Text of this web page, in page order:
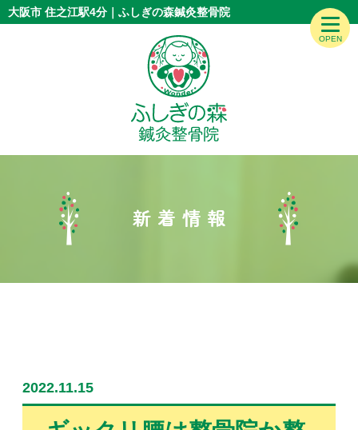
大阪市 住之江駅4分｜ふしぎの森鍼灸整骨院
2022.11.15